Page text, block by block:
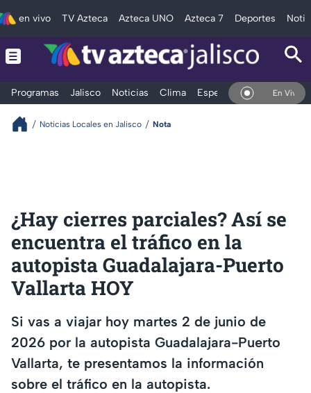
en vivo TV Azteca Azteca UNO Azteca 7 Deportes
Programas Jalisco Noticias Clima Espectáculos Deportes
En Vivo
Noticias Locales en Jalisco Nota
¿Hay cierres parciales? Así se
encuentra el tráfico en la
autopista Guadalajara-Puerto
Vallarta HOY
Si vas a viajar hoy martes 2 de junio de
2026 por la autopista Guadalajara-Puerto
Vallarta, te presentamos la información
sobre el tráfico en la autopista.